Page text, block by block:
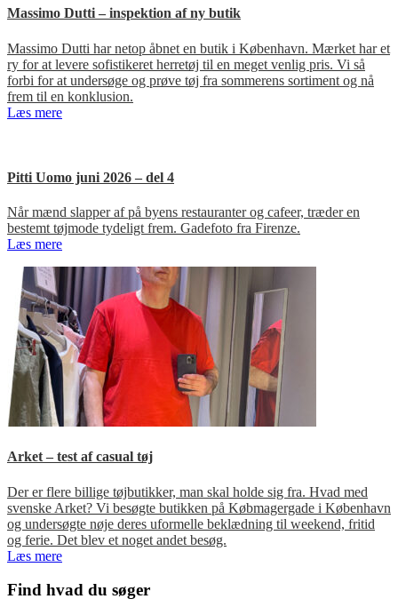
Massimo Dutti – inspektion af ny butik
Massimo Dutti har netop åbnet en butik i København. Mærket har et
ry for at levere sofistikeret herretøj til en meget venlig pris. Vi så
forbi for at undersøge og prøve tøj fra sommerens sortiment og nå
frem til en konklusion.
Læs mere
Pitti Uomo juni 2026 – del 4
Når mænd slapper af på byens restauranter og cafeer, træder en
bestemt tøjmode tydeligt frem. Gadefoto fra Firenze.
Læs mere
Arket – test af casual tøj
Der er flere billige tøjbutikker, man skal holde sig fra. Hvad med
svenske Arket? Vi besøgte butikken på Købmagergade i København
og undersøgte nøje deres uformelle beklædning til weekend, fritid
og ferie. Det blev et noget andet besøg.
Læs mere
Primær
Find hvad du søger